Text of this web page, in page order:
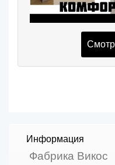
Информация
Фабрика Викос